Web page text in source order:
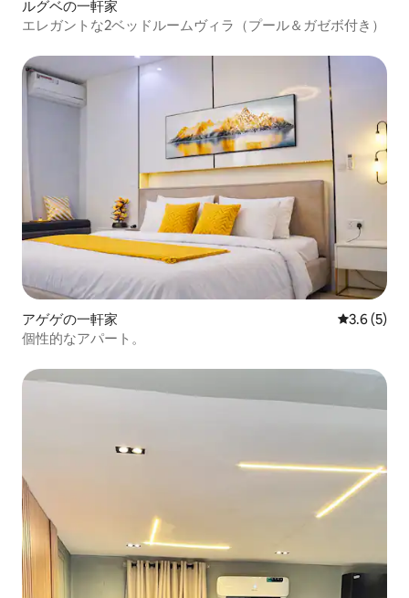
ルグベの一軒家
エレガントな2ベッドルームヴィラ（プール＆ガゼボ付き）
アゲゲの一軒家 レビュー5
3.6 (5)
個性的なアパート。